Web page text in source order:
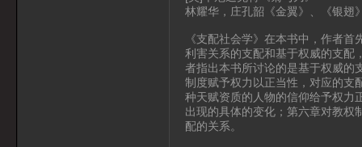
林耀华，庄孔韶《金翼》、《银翅
《支配社会学》在本书中，作者
利害关系的支配和基于权威的支配
者指出本书所讨论的是基于权威的
制度赋予权力以正当性，对应的支
种天赋资质的人物的信仰给予权力
出现的具体的变化；第六章对教权
配的关系。